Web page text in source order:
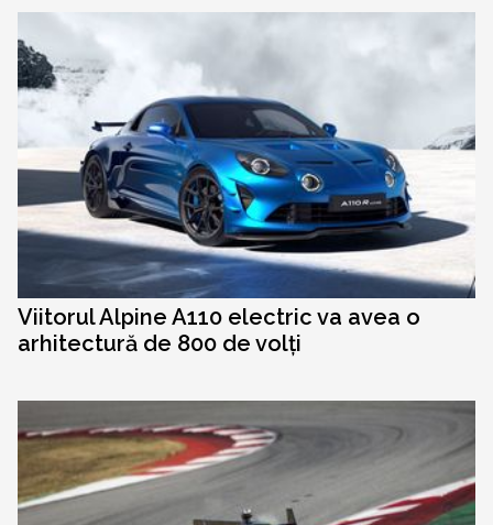
Viitorul Alpine A110 electric va avea o
arhitectură de 800 de volți